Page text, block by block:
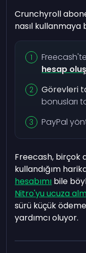
Crunchyroll
nasıl kullanmaya
hesap
Görevleri
bonusları
PayPal
Freecash, birçok
kullandığım
hesabımı bile
Nitro'yu ucuza
sürü küçük
yardımcı oluyor.